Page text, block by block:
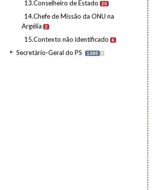
13.Conselheiro de Estado 20
14.Chefe de Missão da ONU na
Argélia
2
15.Contexto não identificado 6
Secretário-Geral do PS 1380 I